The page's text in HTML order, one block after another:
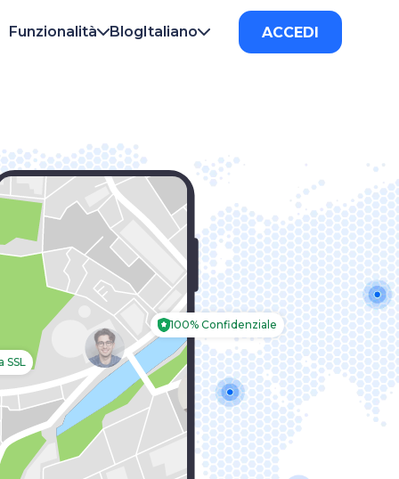
Funzionalità
email
telefono perso
BlogItaliano
Русский Português
Español Français
Italiano Deutsch
简体中文 العربية
日本 한국의
עברית
ACCEDI
100% Confidenziale
SSL